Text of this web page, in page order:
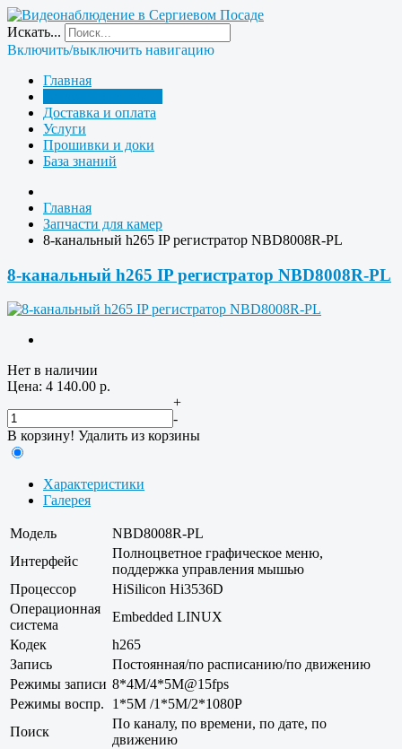
Искать...
Включить/выключить навигацию
Главная
Доставка и оплата
Услуги
Прошивки и доки
База знаний
Главная
Запчасти для камер
8-канальный h265 IP регистратор NBD8008R-PL
8-канальный h265 IP регистратор NBD8008R-PL
Нет в наличии
Цена: 4 140.00 р.
+
-
В корзину! Удалить из корзины
Характеристики
Галерея
Модель
NBD8008R-PL
Интерфейс
Полноцветное графическое меню,
поддержка управления мышью
Процессор
HiSilicon Hi3536D
Операционная
система
Embedded LINUX
Кодек
h265
Запись
Постоянная/по расписанию/по движению
Режимы записи 8*4M/4*5M@15fps
Режимы воспр.
1*5M /1*5M/2*1080P
Поиск
По каналу, по времени, по дате, по
движению